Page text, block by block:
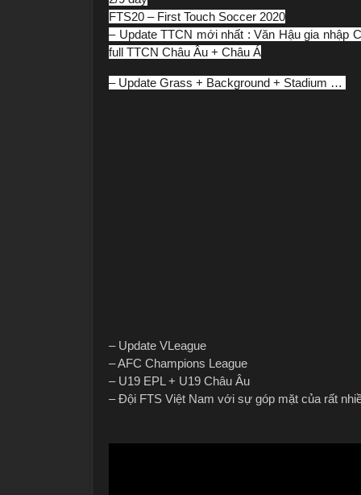
FTS20 – First Touch Soccer 2020
– Update TTCN mới nhất : Văn Hậu gia nhập
full TTCN Châu Âu + Châu Á
– Update Grass + Background + Stadium …
– Update VLeague
– AFC Champions League
– U19 EPL + U19 Châu Âu
– Đội FTS Việt Nam với sự góp mặt của rất